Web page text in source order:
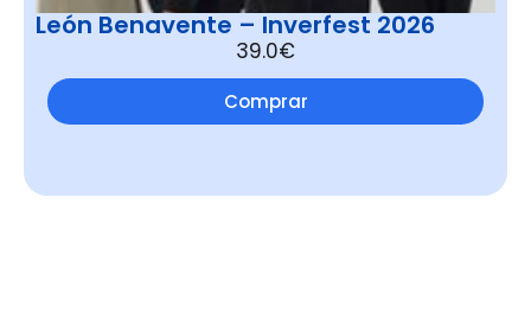
León Benavente – Inverfest 2026
39.0€
Comprar